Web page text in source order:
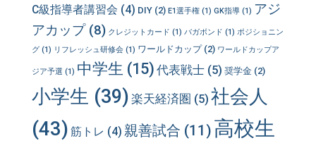
C級指導者講習会 (4) DIY (2) E1選手権 (1) GK指導 (1) アジ
アカップ(8) クレジットカード (1) バガボンド (1) ポジショニン
グ (1) リフレッシュ研修会 (1) ワールドカップ(2) ワールドカップア
ジア予選 (1) 中学生 (15) 代表戦士 (5) 奨学金 (2)
小学生 (39) 楽天経済圏 (5) 社会人
(43) 筋トレ (4) 親善試合 (11) 高校生